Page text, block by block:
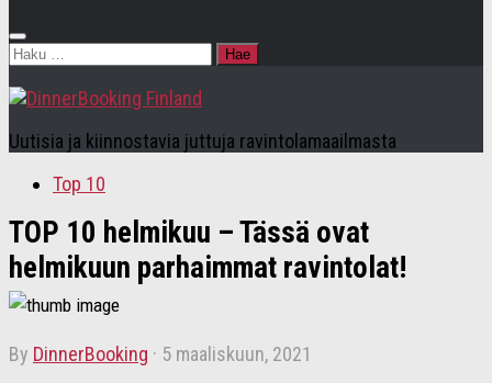
Haku:
Uutisia ja kiinnostavia juttuja ravintolamaailmasta
Top 10
TOP 10 helmikuu – Tässä ovat
helmikuun parhaimmat ravintolat!
by DinnerBooking · 5 maaliskuun, 2021